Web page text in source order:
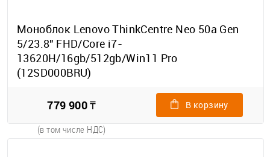
Моноблок Lenovo ThinkCentre Neo 50a Gen
5/23.8" FHD/Core i7-
13620H/16gb/512gb/Win11 Pro
(12SD000BRU)
779 900 ₸
(в том числе НДС)
В корзину